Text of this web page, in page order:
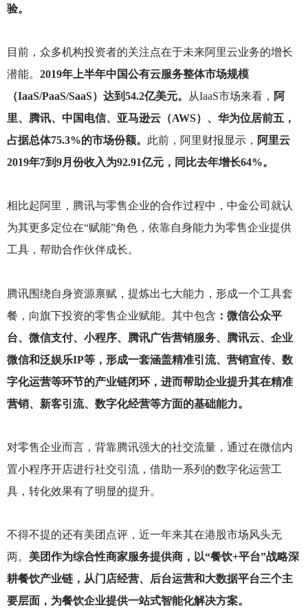
验。
目前，众多机构投资者的关注点在于未来阿里云业务的增长
潜能。 2019年上半年中国公有云服务整体市场规模
（IaaS/PaaS/SaaS）达到54.2亿美元。
从IaaS市场来看， 阿
里、腾讯、中国电信、亚马逊云（AWS）、华为位居前五，
占据总体75.3%的市场份额。 此前，阿里财报显示， 阿里云
2019年7到9月份收入为92.91亿元，同比去年增长64%。
相比起阿里，腾讯与零售企业的合作过程中，中金公司就认
为其更多定位在“赋能”角色，依靠自身能力为零售企业提供
工具，帮助合作伙伴成长。
腾讯围绕自身资源禀赋，提炼出七大能力，形成一个工具套
餐，向旗下投资的零售企业赋能。其中包含 ：微信公众平
台、微信支付、小程序、腾讯广告营销服务、腾讯云、企业
微信和泛娱乐IP等，形成一套涵盖精准引流、营销宣传、数
字化运营等环节的产业链闭环，进而帮助企业提升其在精准
营销、新客引流、数字化经营等方面的基础能力。
对零售企业而言，背靠腾讯强大的社交流量，通过在微信内
置小程序开店进行社交引流，借助一系列的数字化运营工
具，转化效果有了明显的提升。
不得不提的还有美团点评，近一年来其在港股市场风头无
两。 美团作为综合性商家服务提供商，以“餐饮+平台”战略深
耕餐饮产业链，从门店经营、后台运营和大数据平台三个主
要层面，为餐饮企业提供一站式智能化解决方案。